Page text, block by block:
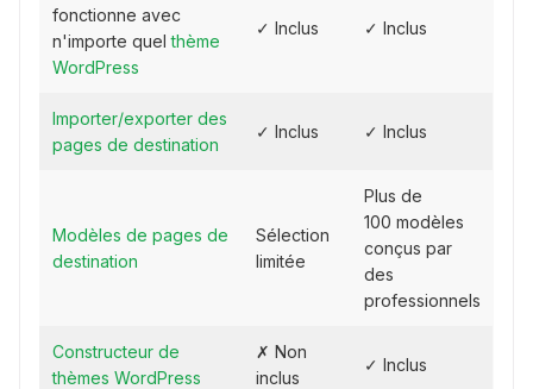
fonctionne avec
n'importe quelthème
WordPress
✓ Inclus ✓ Inclus
Importer/exporter des
pages de destination
✓ Inclus ✓ Inclus
Modèles de pages de
destination
Sélection
limitée
Plus de
100 modèles
conçus par
des
professionnels
Constructeur de
thèmes WordPress
✗ Non
inclus
✓ Inclus